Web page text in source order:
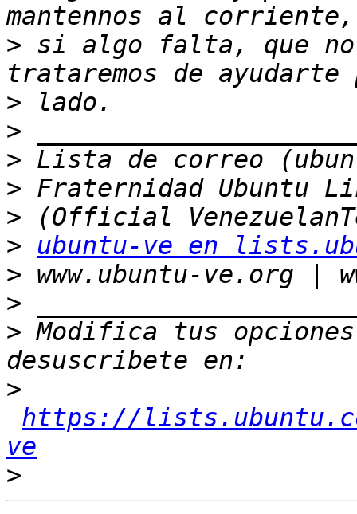
> si algo falta, que no
>
>
>
>
>
>
ubuntu-ve en
>
>
> Modifica tus
>
https://
ve
>